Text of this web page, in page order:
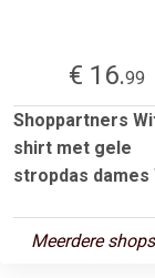
€ 16.99
Shoppartners
shirt met gele
stropdas dames
Meerdere shops